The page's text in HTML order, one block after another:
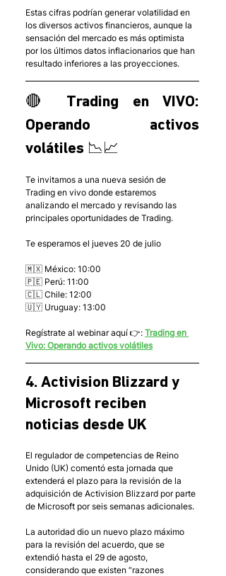
Estas cifras podrían generar volatilidad en
los diversos activos financieros, aunque la
sensación del mercado es más optimista
por los últimos datos inflacionarios que han
resultado inferiores a las proyecciones.
🔴 Trading en VIVO:
Operando activos
volátiles 📉📈
Te invitamos a una nueva sesión de
Trading en vivo donde estaremos
analizando el mercado y revisando las
principales oportunidades de Trading.
Te esperamos el jueves 20 de julio
🇲🇽 México: 10:00
🇵🇪 Perú: 11:00
🇨🇱 Chile: 12:00
🇺🇾 Uruguay: 13:00
Regístrate al webinar aquí 👉: Trading en
Vivo: Operando activos volátiles
4. Activision Blizzard y
Microsoft reciben
noticias desde UK
El regulador de competencias de Reino
Unido (UK) comentó esta jornada que
extenderá el plazo para la revisión de la
adquisición de Activision Blizzard por parte
de Microsoft por seis semanas adicionales.
La autoridad dio un nuevo plazo máximo
para la revisión del acuerdo, que se
extendió hasta el 29 de agosto,
considerando que existen “razones